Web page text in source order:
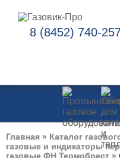
8 (8452) 740-
Главная » Каталог
газовые и индикаторы
газовые ФН Термобрест »